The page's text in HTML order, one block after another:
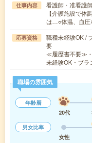
仕事内容
看護師・准看護
【介護施設で
は…○体温、血圧
応募資格
職種未経験OK /
要
≪履歴書不要≫・
未経験OK・ブ
職場の雰囲気
年齢層
20代
男女比率
女性